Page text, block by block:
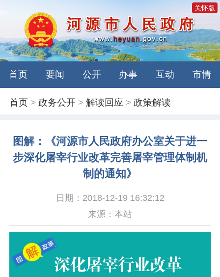
关怀版
首页 要闻 公开 办事 互动 市情
首页 >政务公开 >解读回应 >政策解读
图解：《河源市人民政府办公室关于进一
步深化屠宰行业改革完善屠宰管理体制机
制的通知》
日期：2018-12-19 16:32:12
来源：本站